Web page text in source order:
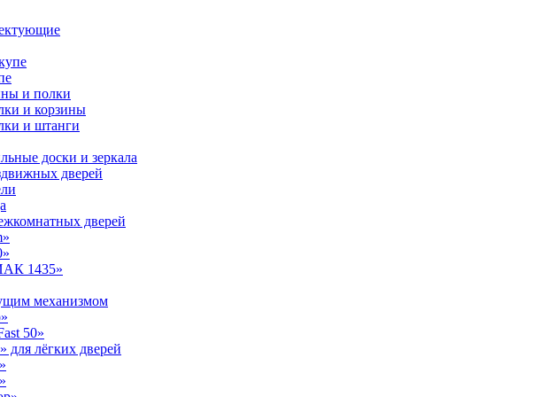
и полки
и корзины
и штанги
доски и зеркала
дверей
дверей
1435»
механизмом
50»
для лёгких дверей